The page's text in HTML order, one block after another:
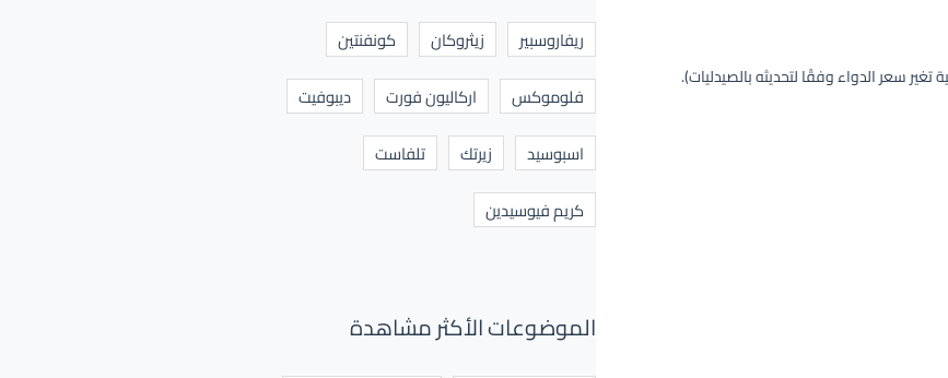
ريفاروسبير
زيثروكان
كونفنتين
فلوموكس
اركاليون فورت
ديبوفيت
اسبوسيد
زيرتك
تلفاست
كريم فيوسيدين
الموضوعات الأكثر مشاهدة